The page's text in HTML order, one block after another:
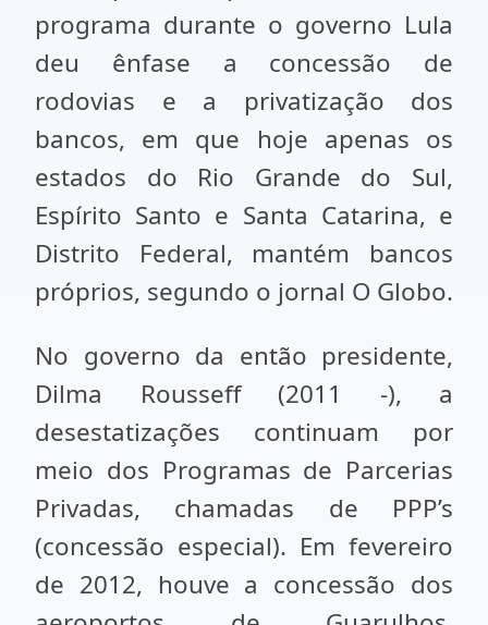
programa durante o governo Lula
deu ênfase a concessão de
rodovias e a privatização dos
bancos, em que hoje apenas os
estados do Rio Grande do Sul,
Espírito Santo e Santa Catarina, e
Distrito Federal, mantém bancos
próprios, segundo o jornal O Globo.
No governo da então presidente,
Dilma Rousseff (2011 -), a
desestatizações continuam por
meio dos Programas de Parcerias
Privadas, chamadas de PPP’s
(concessão especial). Em fevereiro
de 2012, houve a concessão dos